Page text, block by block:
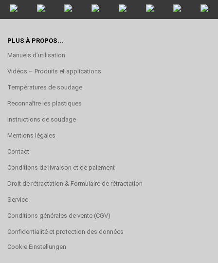
PLUS À PROPOS...
Manuels d’utilisation
Vidéos – Produits et applications
Températures de soudage
Reconnaître les plastiques
Instructions de soudage
Mentions légales
Contact
Conditions de livraison et de paiement
Droit de rétractation & Formulaire de rétractation
Service
Conditions générales de vente (CGV)
Confidentialité et protection des données
Cookie Einstellungen